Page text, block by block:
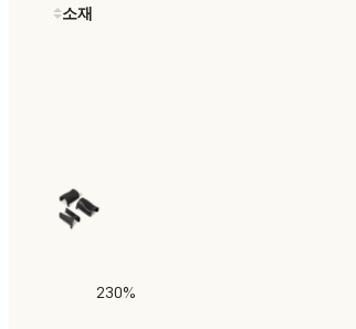
소재
230%